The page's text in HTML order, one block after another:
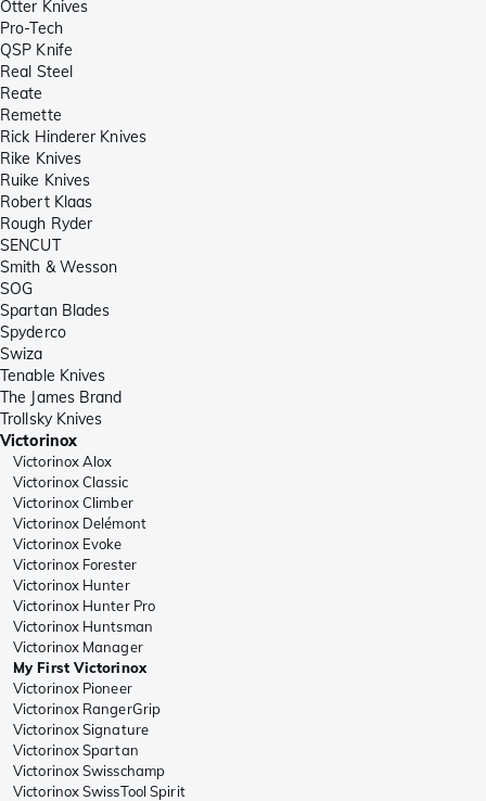
Otter Knives
Pro-Tech
QSP Knife
Real Steel
Reate
Remette
Rick Hinderer Knives
Rike Knives
Ruike Knives
Robert Klaas
Rough Ryder
SENCUT
Smith & Wesson
SOG
Spartan Blades
Spyderco
Swiza
Tenable Knives
The James Brand
Trollsky Knives
Victorinox
Victorinox Alox
Victorinox Classic
Victorinox Climber
Victorinox Delémont
Victorinox Evoke
Victorinox Forester
Victorinox Hunter
Victorinox Hunter Pro
Victorinox Huntsman
Victorinox Manager
My First Victorinox
Victorinox Pioneer
Victorinox RangerGrip
Victorinox Signature
Victorinox Spartan
Victorinox Swisschamp
Victorinox SwissTool Spirit